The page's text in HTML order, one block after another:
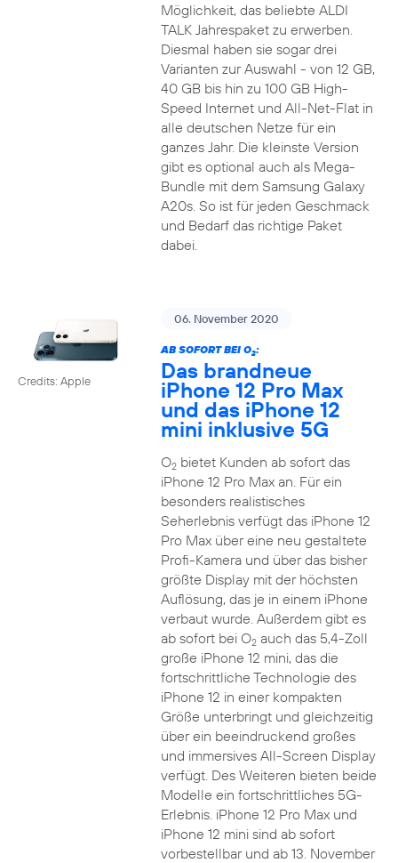
Möglichkeit, das beliebte ALDI
TALK Jahrespaket zu erwerben.
Diesmal haben sie sogar drei
Varianten zur Auswahl - von 12 GB,
40 GB bis hin zu 100 GB High-
Speed Internet und All-Net-Flat in
alle deutschen Netze für ein
ganzes Jahr. Die kleinste Version
gibt es optional auch als Mega-
Bundle mit dem Samsung Galaxy
A20s. So ist für jeden Geschmack
und Bedarf das richtige Paket
dabei.
Credits: Apple
06. November 2020
AB SOFORT BEI O2:
Das brandneue
iPhone 12 Pro Max
und das iPhone 12
mini inklusive 5G
O2bietet Kunden ab sofort das
iPhone 12 Pro Max an. Für ein
besonders realistisches
Seherlebnis verfügt das iPhone 12
Pro Max über eine neu gestaltete
Profi-Kamera und über das bisher
größte Display mit der höchsten
Auflösung, das je in einem iPhone
verbaut wurde. Außerdem gibt es
ab sofort bei O2auch das 5,4-Zoll
große iPhone 12 mini, das die
fortschrittliche Technologie des
iPhone 12 in einer kompakten
Größe unterbringt und gleichzeitig
über ein beeindruckend großes
und immersives All-Screen Display
verfügt. Des Weiteren bieten beide
Modelle ein fortschrittliches 5G-
Erlebnis. iPhone 12 Pro Max und
iPhone 12 mini sind ab sofort
vorbestellbar und ab 13. November